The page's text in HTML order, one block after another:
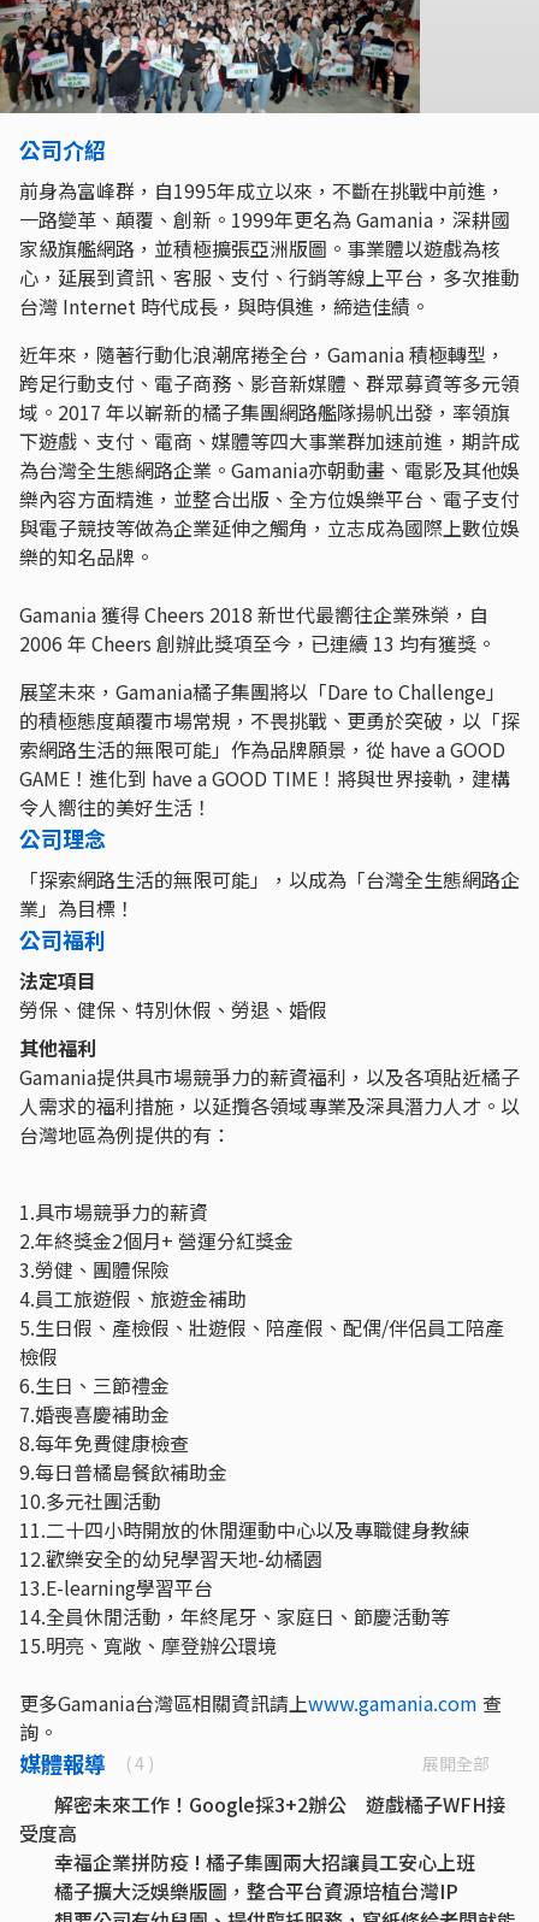
公司介紹
前身為富峰群，自1995年成立以來，不斷在挑戰中前進，
一路變革、顛覆、創新。1999年更名為 Gamania，深耕國
家級旗艦網路，並積極擴張亞洲版圖。事業體以遊戲為核
心，延展到資訊、客服、支付、行銷等線上平台，多次推動
台灣 Internet 時代成長，與時俱進，締造佳績。
近年來，隨著行動化浪潮席捲全台，Gamania 積極轉型，
跨足行動支付、電子商務、影音新媒體、群眾募資等多元領
域。2017 年以嶄新的橘子集團網路艦隊揚帆出發，率領旗
下遊戲、支付、電商、媒體等四大事業群加速前進，期許成
為台灣全生態網路企業。Gamania亦朝動畫、電影及其他娛
樂內容方面精進，並整合出版、全方位娛樂平台、電子支付
與電子競技等做為企業延伸之觸角，立志成為國際上數位娛
樂的知名品牌。
Gamania 獲得 Cheers 2018 新世代最嚮往企業殊榮，自
2006 年 Cheers 創辦此獎項至今，已連續 13 均有獲獎。
展望未來，Gamania橘子集團將以「Dare to Challenge」
的積極態度顛覆市場常規，不畏挑戰、更勇於突破，以「探
索網路生活的無限可能」作為品牌願景，從 have a GOOD
GAME！進化到 have a GOOD TIME！將與世界接軌，建構
令人嚮往的美好生活！
公司理念
「探索網路生活的無限可能」，以成為「台灣全生態網路企
業」為目標！
公司福利
法定項目
勞保、健保、特別休假、勞退、婚假
其他福利
Gamania提供具市場競爭力的薪資福利，以及各項貼近橘子
人需求的福利措施，以延攬各領域專業及深具潛力人才。以
台灣地區為例提供的有：
1.具市場競爭力的薪資
2.年終獎金2個月+ 營運分紅獎金
3.勞健、團體保險
4.員工旅遊假、旅遊金補助
5.生日假、產檢假、壯遊假、陪產假、配偶/伴侶員工陪產
檢假
6.生日、三節禮金
7.婚喪喜慶補助金
8.每年免費健康檢查
9.每日普橘島餐飲補助金
10.多元社團活動
11.二十四小時開放的休閒運動中心以及專職健身教練
12.歡樂安全的幼兒學習天地-幼橘園
13.E-learning學習平台
14.全員休閒活動，年終尾牙、家庭日、節慶活動等
15.明亮、寬敞、摩登辦公環境
更多Gamania台灣區相關資訊請上www.gamania.com 查
詢。
媒體報導 ( 4 ) 展開全部
解密未來工作！Google採3+2辦公 遊戲橘子WFH接
受度高
幸福企業拼防疫 ! 橘子集團兩大招讓員工安心上班
橘子擴大泛娛樂版圖，整合平台資源培植台灣IP